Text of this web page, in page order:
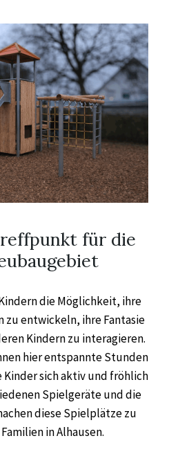
für die
die Möglichkeit, ihre
zu entwickeln, ihre Fantasie
Kindern zu interagieren.
hier entspannte Stunden
sich aktiv und fröhlich
Spielgeräte und die
diese Spielplätze zu
in Alhausen.